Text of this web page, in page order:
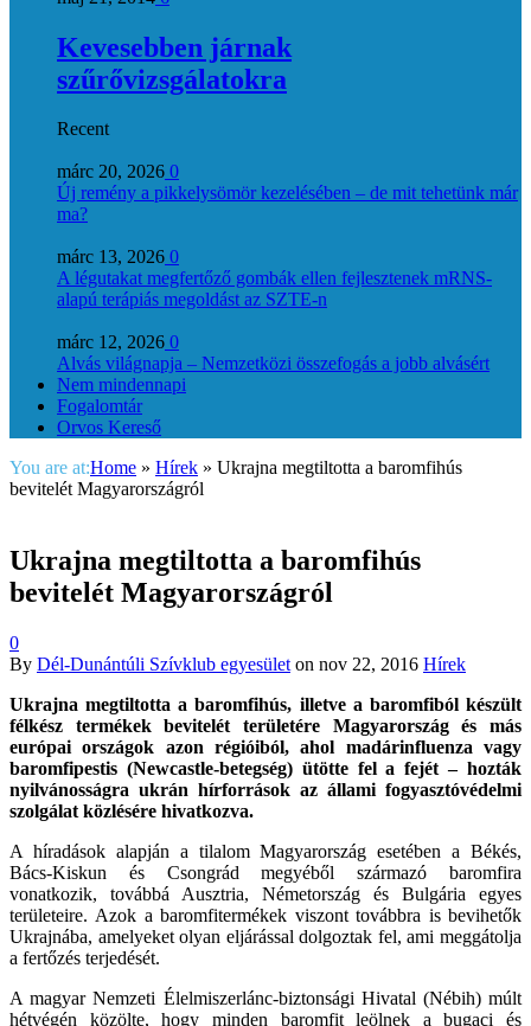
Kevesebben járnak
szűrővizsgálatokra
Recent
márc 20, 2026 0
Új remény a pikkelysömör kezelésében – de mit tehetünk már
ma?
márc 13, 2026 0
A légutakat megfertőző gombák ellen fejlesztenek mRNS-
alapú terápiás megoldást az SZTE-n
márc 12, 2026 0
Alvás világnapja – Nemzetközi összefogás a jobb alvásért
Nem mindennapi
Fogalomtár
Orvos Kereső
You are at:Home » Hírek » Ukrajna megtiltotta a baromfihús
bevitelét Magyarországról
Ukrajna megtiltotta a baromfihús
bevitelét Magyarországról
0
By Dél-Dunántúli Szívklub egyesület on nov 22, 2016 Hírek
Ukrajna megtiltotta a baromfihús, illetve a baromfiból készült
félkész termékek bevitelét területére Magyarország és más
európai országok azon régióiból, ahol madárinfluenza vagy
baromfipestis (Newcastle-betegség) ütötte fel a fejét – hozták
nyilvánosságra ukrán hírforrások az állami fogyasztóvédelmi
szolgálat közlésére hivatkozva.
A híradások alapján a tilalom Magyarország esetében a Békés,
Bács-Kiskun és Csongrád megyéből származó baromfira
vonatkozik, továbbá Ausztria, Németország és Bulgária egyes
területeire. Azok a baromfitermékek viszont továbbra is bevihetők
Ukrajnába, amelyeket olyan eljárással dolgoztak fel, ami meggátolja
a fertőzés terjedését.
A magyar Nemzeti Élelmiszerlánc-biztonsági Hivatal (Nébih) múlt
hétvégén közölte, hogy minden baromfit leölnek a bugaci és